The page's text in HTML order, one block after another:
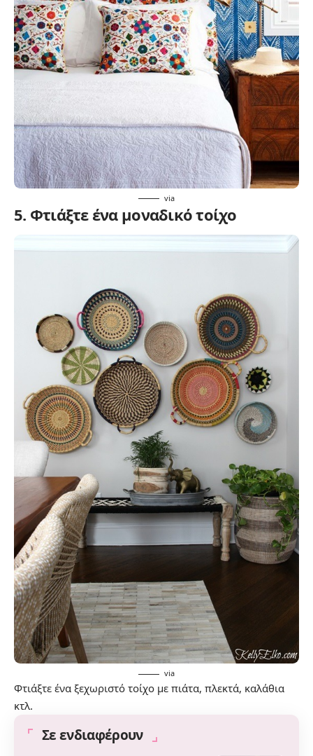
via
5. Φτιάξτε ένα μοναδικό τοίχο
via
Φτιάξτε ένα ξεχωριστό τοίχο με πιάτα, πλεκτά, καλάθια
κτλ.
Σε ενδιαφέρουν